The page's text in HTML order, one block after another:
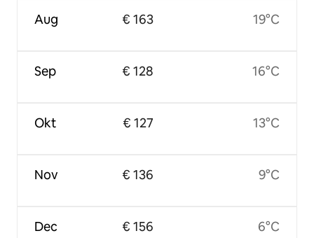
Aug
Sep
Okt
Nov
Dec
€ 163
€ 128
€ 127
€ 136
€ 156
19°C
16°C
13°C
9°C
6°C